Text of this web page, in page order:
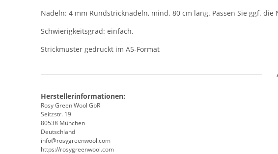
Nadeln: 4 mm Rundstricknadeln, mind. 80 cm lang. Passen Sie ggf.
Schwierigkeitsgrad: einfach.
Strickmuster gedruckt im A5-Format
Herstellerinformationen:
Rosy Green Wool GbR
Seitzstr. 19
80538 München
Deutschland
info@rosygreenwool.com
https://rosygreenwool.com